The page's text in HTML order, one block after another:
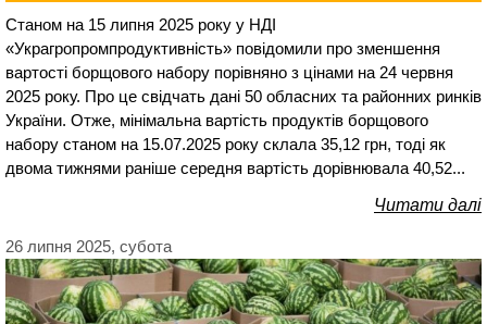
Станом на 15 липня 2025 року у НДІ
«Украгропромпродуктивність» повідомили про зменшення
вартості борщового набору порівняно з цінами на 24 червня
2025 року. Про це свідчать дані 50 обласних та районних ринків
України. Отже, мінімальна вартість продуктів борщового
набору станом на 15.07.2025 року склала 35,12 грн, тоді як
двома тижнями раніше середня вартість дорівнювала 40,52...
Читати далі
26 липня 2025, субота